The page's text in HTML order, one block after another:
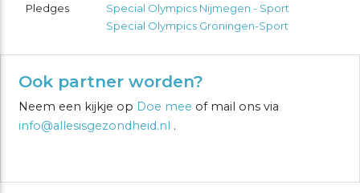
Pledges
Special Olympics Nijmegen - Sport
Special Olympics Groningen-Sport
Ook partner worden?
Neem een kijkje op Doe mee of mail ons via
info@allesisgezondheid.nl .